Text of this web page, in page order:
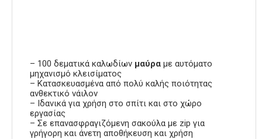
– 100 δεματικά καλωδίων μαύρα με αυτόματο
μηχανισμό κλεισίματος
– Κατασκευασμένα από πολύ καλής ποιότητας
ανθεκτικό νάιλον
– Ιδανικά για χρήση στο σπίτι και στο χώρο
εργασίας
– Σε επανασφραγιζόμενη σακούλα με zip για
γρήγορη και άνετη αποθήκευση και χρήση